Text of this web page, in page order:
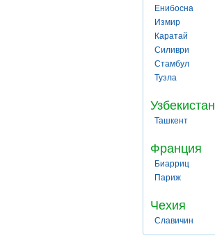
Енибосна
Измир
Каратай
Силиври
Стамбул
Тузла
Узбекистан
Ташкент
Франция
Биарриц
Париж
Чехия
Славичин